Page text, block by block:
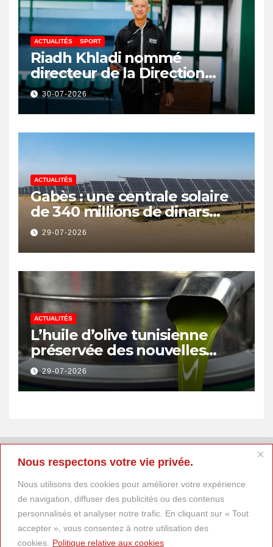
Nous respectons votre vie privée.
Nous utilisons des cookies pour améliorer votre expérience
de navigation, diffuser des publicités ou des contenus
personnalisés et analyser notre trafic. En cliquant sur « Tout
accepter », vous consentez à notre utilisation des
cookies.
Politique relative aux cookies
ACTUALITÉS SPORT
Riadh Khladi nommé
directeur de la Direction
Nationale de l’Arbitrage
30-07-2026
ACTUALITÉS
Gabès : une centrale solaire
de 340 millions de dinars
pour renforcer la transition
énergétique et créer 400
emplois
29-07-2026
ACTUALITÉS
L’huile d’olive tunisienne
préservée des nouvelles
surtaxes américaines de
Donald Trump
29-07-2026